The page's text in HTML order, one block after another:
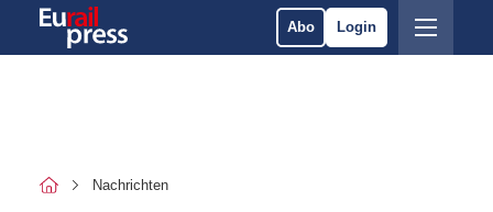
Abo Login
Nachrichten